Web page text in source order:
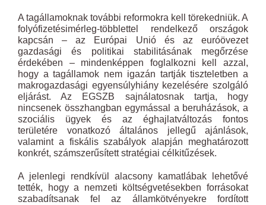
A tagállamoknak további reformokra kell törekedniük. A
folyófizetésimérleg-többlettel rendelkező országok
kapcsán – az Európai Unió és az euróövezet
gazdasági és politikai stabilitásának megőrzése
érdekében – mindenképpen foglalkozni kell azzal,
hogy a tagállamok nem igazán tartják tiszteletben a
makrogazdasági egyensúlyhiány kezelésére szolgáló
eljárást. Az EGSZB sajnálatosnak tartja, hogy
nincsenek összhangban egymással a beruházások, a
szociális ügyek és az éghajlatváltozás fontos
területére vonatkozó általános jellegű ajánlások,
valamint a fiskális szabályok alapján meghatározott
konkrét, számszerűsített stratégiai célkitűzések.
A jelenlegi rendkívül alacsony kamatlábak lehetővé
tették, hogy a nemzeti költségvetésekben forrásokat
szabadítsanak fel az államkötvényekre fordított